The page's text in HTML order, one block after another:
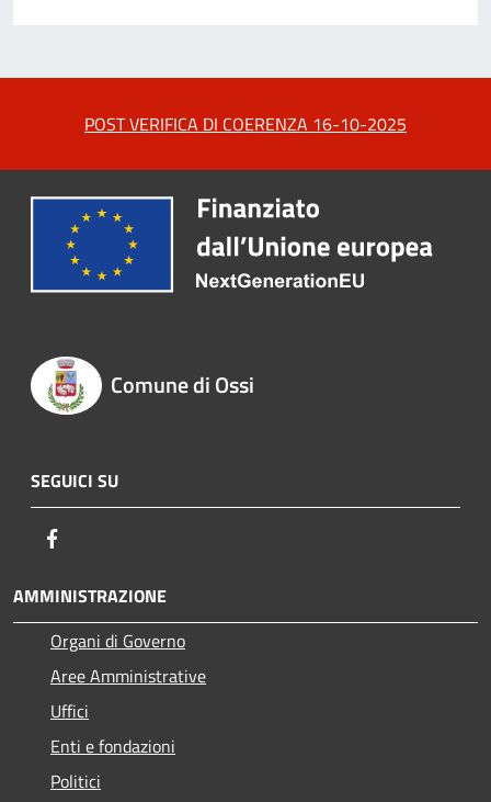
POST VERIFICA DI COERENZA 16-10-2025
Comune di Ossi
SEGUICI SU
AMMINISTRAZIONE
Organi di Governo
Aree Amministrative
Uffici
Enti e fondazioni
Politici